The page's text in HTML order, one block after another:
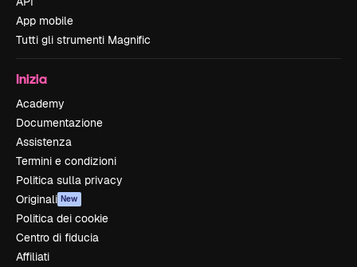
App mobile
Tutti gli strumenti Magnific
Inizia
Academy
Documentazione
Assistenza
Termini e condizioni
Politica sulla privacy
Originali New
Politica dei cookie
Centro di fiducia
Affiliati